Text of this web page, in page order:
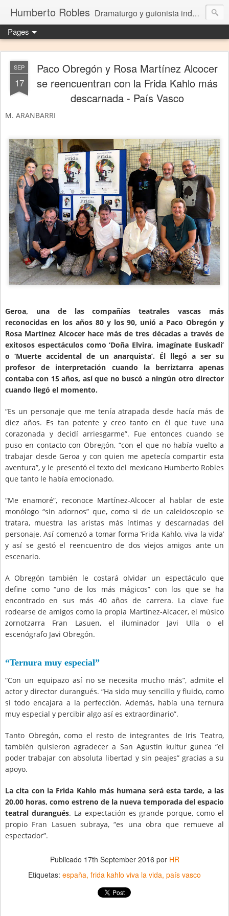
Humberto Robles Dramaturgo y guionista independiente
Pages
SEP
17
Paco Obregón y Rosa Martínez Alcocer
se reencuentran con la Frida Kahlo más
descarnada - País Vasco
M. ARANBARRI
Geroa, una de las compañías teatrales vascas más
reconocidas en los años 80 y los 90, unió a Paco Obregón y
Rosa Martínez Alcocer hace más de tres décadas a través de
exitosos espectáculos como ‘Doña Elvira, imagínate Euskadi’
o ‘Muerte accidental de un anarquista’. Él llegó a ser su
profesor de interpretación cuando la berriztarra apenas
contaba con 15 años, así que no buscó a ningún otro director
cuando llegó el momento.
“Es un personaje que me tenía atrapada desde hacía más de
diez años. Es tan potente y creo tanto en él que tuve una
corazonada y decidí arriesgarme”. Fue entonces cuando se
puso en contacto con Obregón, “con el que no había vuelto a
trabajar desde Geroa y con quien me apetecía compartir esta
aventura”, y le presentó el texto del mexicano Humberto Robles
que tanto le había emocionado.
“Me enamoré”, reconoce Martínez-Alcocer al hablar de este
monólogo “sin adornos” que, como si de un caleidoscopio se
tratara, muestra las aristas más íntimas y descarnadas del
personaje. Así comenzó a tomar forma ‘Frida Kahlo, viva la vida’
y así se gestó el reencuentro de dos viejos amigos ante un
escenario.
A Obregón también le costará olvidar un espectáculo que
define como “uno de los más mágicos” con los que se ha
encontrado en sus más 40 años de carrera. La clave fue
rodearse de amigos como la propia Martínez-Alcacer, el músico
zornotzarra Fran Lasuen, el iluminador Javi Ulla o el
escenógrafo Javi Obregón.
“Ternura muy especial”
“Con un equipazo así no se necesita mucho más”, admite el
actor y director durangués. “Ha sido muy sencillo y fluido, como
si todo encajara a la perfección. Además, había una ternura
muy especial y percibir algo así es extraordinario”.
Tanto Obregón, como el resto de integrantes de Iris Teatro,
también quisieron agradecer a San Agustín kultur gunea “el
poder trabajar con absoluta libertad y sin peajes” gracias a su
apoyo.
La cita con la Frida Kahlo más humana será esta tarde, a las
20.00 horas, como estreno de la nueva temporada del espacio
teatral durangués. La expectación es grande porque, como el
propio Fran Lasuen subraya, “es una obra que remueve al
espectador”.
Publicado 17th September 2016 por HR
Etiquetas: españa frida kahlo viva la vida país vasco